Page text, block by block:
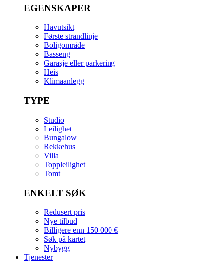
EGENSKAPER
Havutsikt
Første strandlinje
Boligområde
Basseng
Garasje eller parkering
Heis
Klimaanlegg
TYPE
Studio
Leilighet
Bungalow
Rekkehus
Villa
Toppleilighet
Tomt
ENKELT SØK
Redusert pris
Nye tilbud
Billigere enn 150 000 €
Søk på kartet
Nybygg
Tjenester